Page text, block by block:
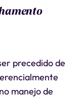
precedido de
manejo de